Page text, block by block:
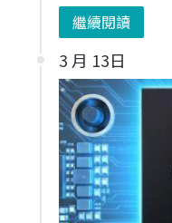
繼續閱讀
3 月 13日